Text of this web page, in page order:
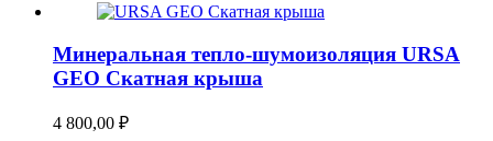
Минеральная тепло-шумоизоляция URSA
GEO Скатная крыша
4 800,00 ₽